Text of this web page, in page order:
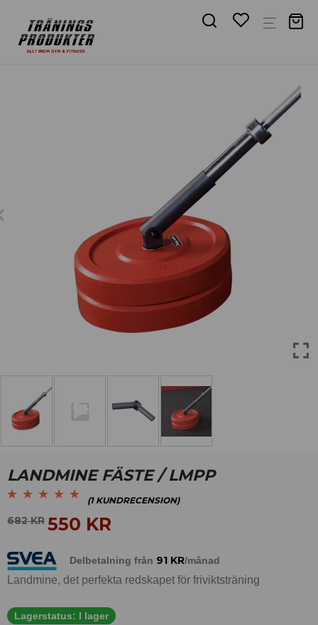
LANDMINE FÄSTE / LMPP
5 baserat på
kundrecension
(1KUNDRECENSION)
682KR 550 KR
Delbetalning från 91 KR/månad
Landmine, det perfekta redskapet för friviktsträning
Lagerstatus: I lager